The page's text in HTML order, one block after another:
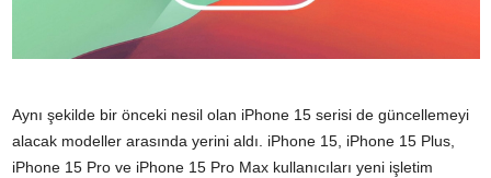
Aynı şekilde bir önceki nesil olan iPhone 15 serisi de güncellemeyi
alacak modeller arasında yerini aldı. iPhone 15, iPhone 15 Plus,
iPhone 15 Pro ve iPhone 15 Pro Max kullanıcıları yeni işletim